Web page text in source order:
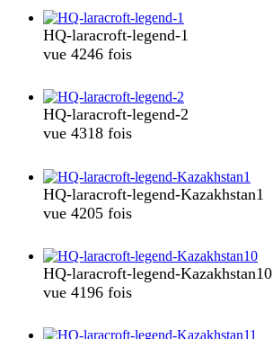
HQ-laracroft-legend-1
vue 4246 fois
HQ-laracroft-legend-2
vue 4318 fois
HQ-laracroft-legend-Kazakhstan1
vue 4205 fois
HQ-laracroft-legend-Kazakhstan10
vue 4196 fois